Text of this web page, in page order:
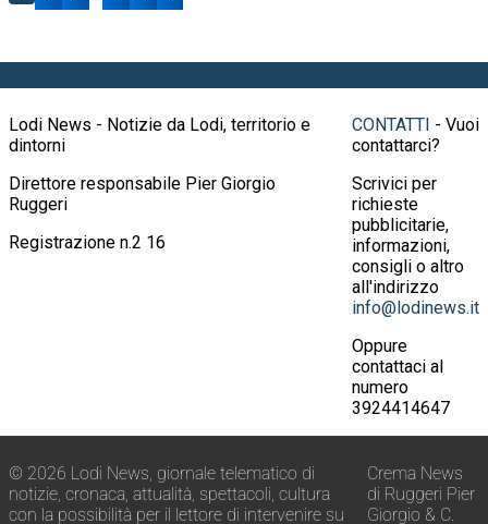
Lodi News - Notizie da Lodi, territorio e
dintorni
Direttore responsabile Pier Giorgio
Ruggeri
Registrazione n.2 16
CONTATTI - Vuoi
contattarci?
Scrivici per
richieste
pubblicitarie,
informazioni,
consigli o altro
all'indirizzo
info@lodinews.it
Oppure
contattaci al
numero
3924414647
© 2026 Lodi News, giornale telematico di
notizie, cronaca, attualità, spettacoli, cultura
con la possibilità per il lettore di intervenire su
Crema News
di Ruggeri Pier
Giorgio & C.